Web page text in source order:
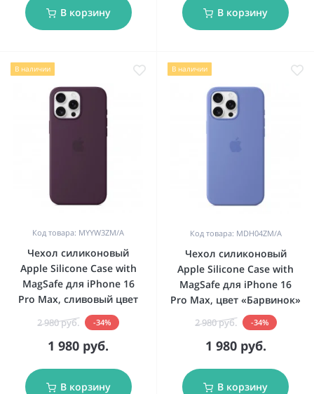
В корзину В корзину
В наличии
Код товара: MYYW3ZM/A
Чехол силиконовый
Apple Silicone Case with
MagSafe для iPhone 16
Pro Max, сливовый цвет
2 980 руб. -34%
1 980 руб.
В корзину
В наличии
Код товара: MDH04ZM/A
Чехол силиконовый
Apple Silicone Case with
MagSafe для iPhone 16
Pro Max, цвет «Барвинок»
2 980 руб. -34%
1 980 руб.
В корзину